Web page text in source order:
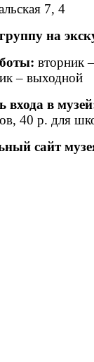
7, 4
на
вторник
– выходной
входа в
40 р. для
сайт